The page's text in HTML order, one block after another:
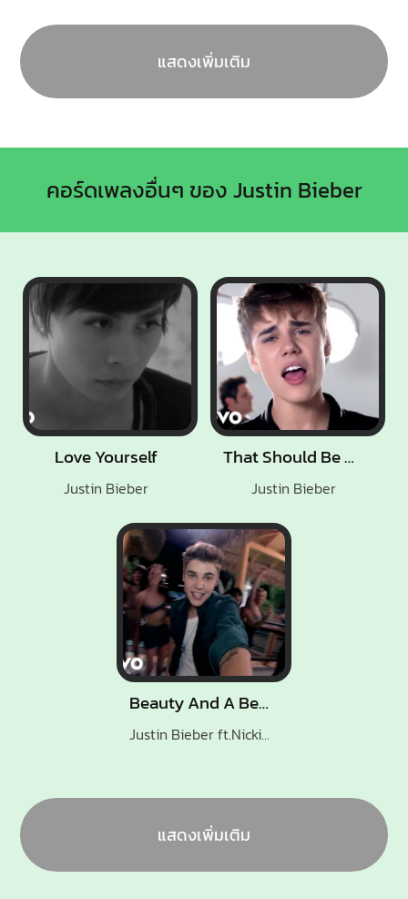
แสดงเพิ่มเติม
คอร์ดเพลงอื่นๆ ของ Justin Bieber
That Should Be Me
Justin Bieber
Love Yourself
Justin Bieber
Beauty And A Beat
Justin Bieber ft.Nicki Minaj
แสดงเพิ่มเติม